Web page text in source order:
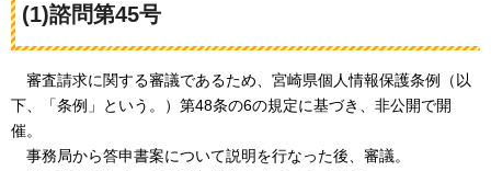
(1)諮問第45号
審査請求に関する審議であるため、宮崎県個人情報保護条例（以
下、「条例」という。）第48条の6の規定に基づき、非公開で開
催。
事務局から答申書案について説明を行なった後、審議。